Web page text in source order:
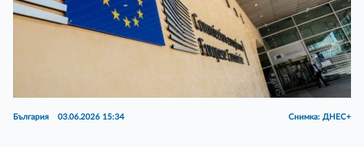
България 03.06.2026 15:34 Снимка: ДНЕС+